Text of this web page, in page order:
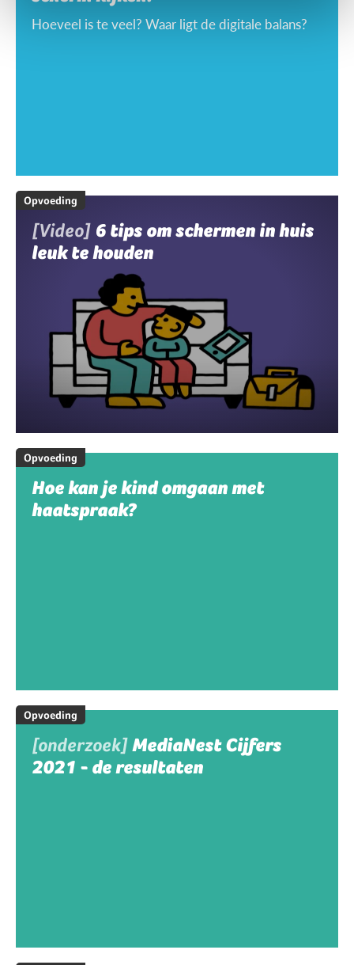
Hoeveel is te veel? Waar ligt de digitale balans?
Opvoeding
[Video] 6 tips om schermen in huis
leuk te houden
Opvoeding
Hoe kan je kind omgaan met
haatspraak?
Opvoeding
[onderzoek]MediaNest Cijfers
2021 - de resultaten